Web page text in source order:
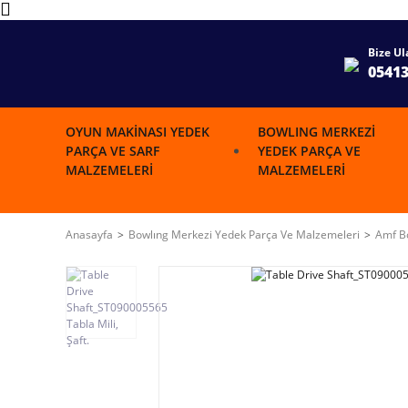
Bize
OYUN MAKINASI YEDEK
PARÇA VE SARF
MALZEMELERI
BOWLING MERKEZI
YEDEK PARÇA VE
MALZEMELERI
Anasayfa Bowlıng Merkezi Yedek Parça Ve Malzemeleri Amf